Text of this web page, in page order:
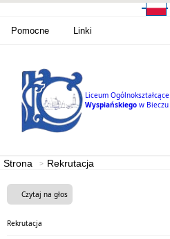
Pomocne Linki
Liceum Ogólnokształcące
Wyspiańskiego w Bieczu
Strona Rekrutacja
Czytaj na głos
Rekrutacja